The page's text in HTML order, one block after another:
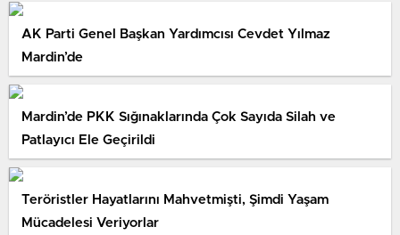
AK Parti Genel Başkan Yardımcısı Cevdet Yılmaz
Mardin’de
Mardin’de PKK Sığınaklarında Çok Sayıda Silah ve
Patlayıcı Ele Geçirildi
Teröristler Hayatlarını Mahvetmişti, Şimdi Yaşam
Mücadelesi Veriyorlar